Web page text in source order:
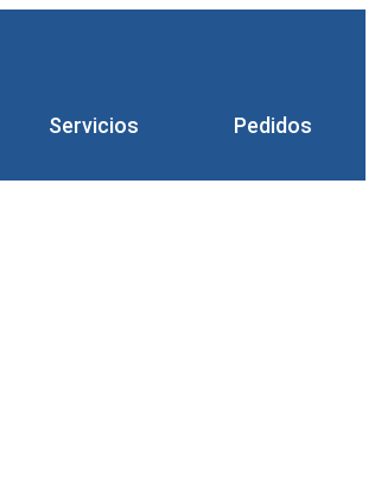
Servicios Pedidos